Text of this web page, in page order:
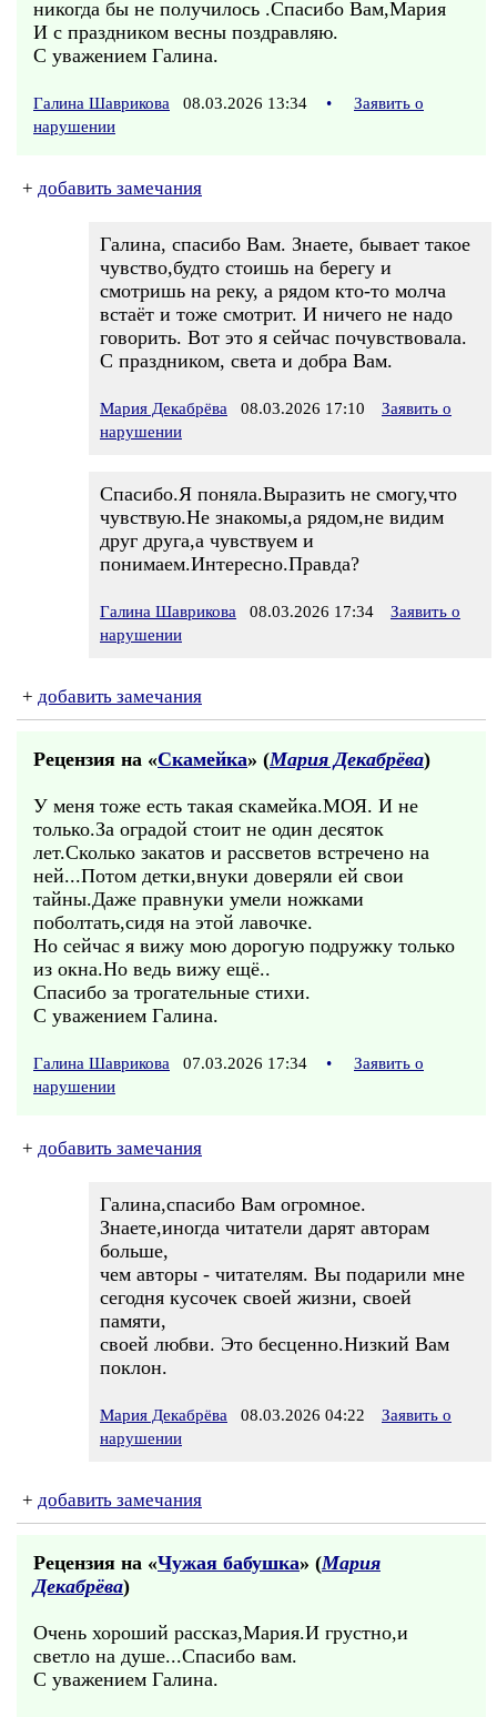
никогда бы не получилось .Спасибо Вам,Мария
И с праздником весны поздравляю.
С уважением Галина.
Галина Шаврикова 08.03.2026 13:34 •
Заявить о
нарушении
+ добавить замечания
Галина, спасибо Вам. Знаете, бывает такое
чувство,будто стоишь на берегу и
смотришь на реку, а рядом кто-то молча
встаёт и тоже смотрит. И ничего не надо
говорить. Вот это я сейчас почувствовала.
С праздником, света и добра Вам.
Мария Декабрёва 08.03.2026 17:10
Заявить о
нарушении
Спасибо.Я поняла.Выразить не смогу,что
чувствую.Не знакомы,а рядом,не видим
друг друга,а чувствуем и
понимаем.Интересно.Правда?
Галина Шаврикова 08.03.2026 17:34
Заявить о
нарушении
+ добавить замечания
Рецензия на «Скамейка» (Мария Декабрёва)
У меня тоже есть такая скамейка.МОЯ. И не
только.За оградой стоит не один десяток
лет.Сколько закатов и рассветов встречено на
ней...Потом детки,внуки доверяли ей свои
тайны.Даже правнуки умели ножками
поболтать,сидя на этой лавочке.
Но сейчас я вижу мою дорогую подружку только
из окна.Но ведь вижу ещё..
Спасибо за трогательные стихи.
С уважением Галина.
Галина Шаврикова 07.03.2026 17:34 •
Заявить о
нарушении
+ добавить замечания
Галина,спасибо Вам огромное.
Знаете,иногда читатели дарят авторам
больше,
чем авторы - читателям. Вы подарили мне
сегодня кусочек своей жизни, своей
памяти,
своей любви. Это бесценно.Низкий Вам
поклон.
Мария Декабрёва 08.03.2026 04:22
Заявить о
нарушении
+ добавить замечания
Рецензия на «Чужая бабушка» (Мария
Декабрёва)
Очень хороший рассказ,Мария.И грустно,и
светло на душе...Спасибо вам.
С уважением Галина.